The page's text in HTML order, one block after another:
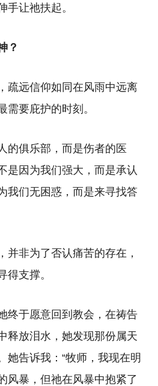
手让祂扶起。
？
疏远信仰如同在风雨中远离
需要庇护的时刻。
的俱乐部，而是伤者的医
是因为我们强大，而是承认
我们无困惑，而是来寻找答
并非为了否认痛苦的存在，
得支撑。
终于愿意回到教会，在祷告
释放泪水，她发现那份属天
她告诉我：“牧师，我现在明
风暴，但祂在风暴中抱紧了